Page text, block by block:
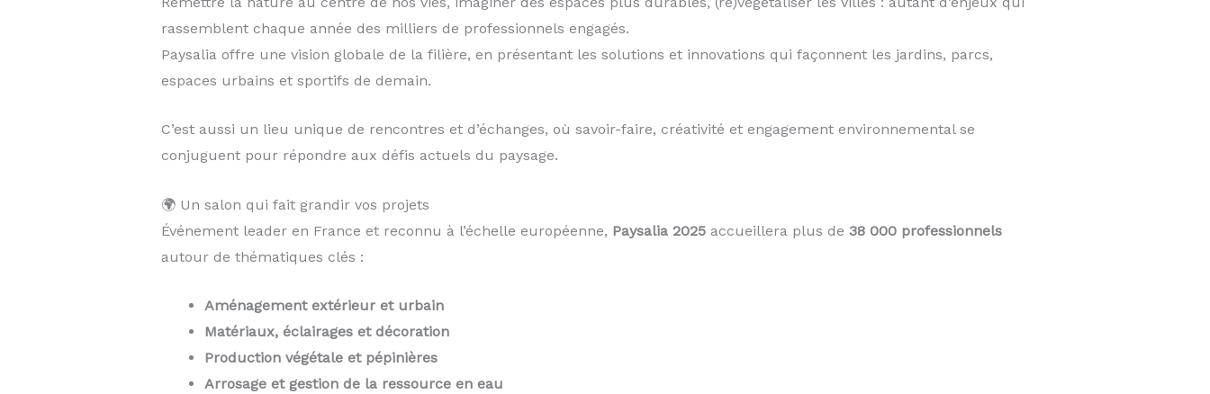
rassemblent chaque année des milliers de professionnels engagés.
Paysalia offre une vision globale de la filière, en présentant les solutions et innovations qui façonnent les jardins, parcs,
espaces urbains et sportifs de demain.
C’est aussi un lieu unique de rencontres et d’échanges, où savoir-faire, créativité et engagement environnemental se
conjuguent pour répondre aux défis actuels du paysage.
🌍 Un salon qui fait grandir vos projets
Événement leader en France et reconnu à l’échelle européenne, Paysalia 2025accueillera plus de 38 000 professionnels
autour de thématiques clés :
Aménagement extérieur et urbain
Matériaux, éclairages et décoration
Production végétale et pépinières
Arrosage et gestion de la ressource en eau